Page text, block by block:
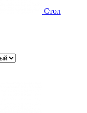
Стол